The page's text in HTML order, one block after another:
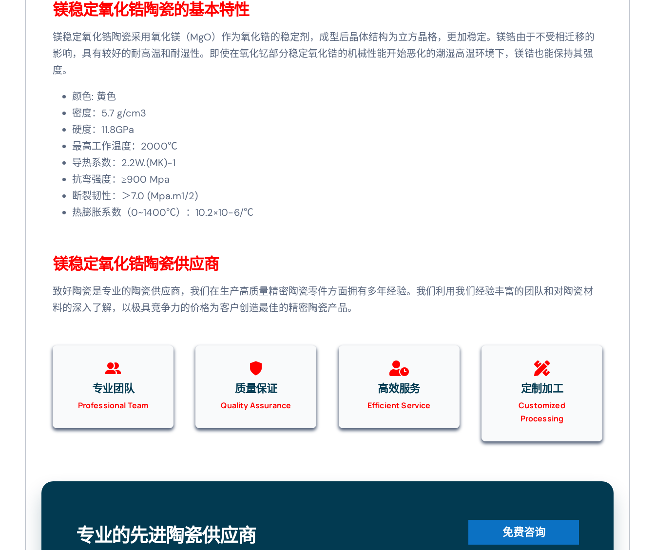
镁稳定氧化锆陶瓷的基本特性
镁稳定氧化锆陶瓷采用氧化镁（MgO）作为氧化锆的稳定剂，成型后晶体结构为立方晶格，更加稳定。镁锆由于不受相迁移的
影响，具有较好的耐高温和耐湿性。即使在氧化钇部分稳定氧化锆的机械性能开始恶化的潮湿高温环境下，镁锆也能保持其强
度。
颜色: 黄色
密度：5.7 g/cm3
硬度：11.8GPa
最高工作温度：2000℃
导热系数：2.2W.(MK)-1
抗弯强度：≥900 Mpa
断裂韧性：＞7.0 (Mpa.m1/2)
热膨胀系数（0~1400℃）：10.2×10-6/℃
镁稳定氧化锆陶瓷供应商
致好陶瓷是专业的陶瓷供应商，我们在生产高质量精密陶瓷零件方面拥有多年经验。我们利用我们经验丰富的团队和对陶瓷材
料的深入了解，以极具竞争力的价格为客户创造最佳的精密陶瓷产品。
专业团队
Professional Team
质量保证
Quality Assurance
高效服务
Efficient Service
定制加工
Customized
Processing
专业的先进陶瓷供应商 免费咨询